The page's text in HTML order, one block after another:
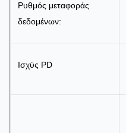
Ρυθμός μεταφοράς
δεδομένων:
Ισχύς PD